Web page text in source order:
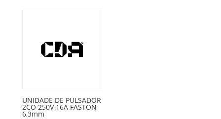
UNIDADE DE PULSADOR
2CO 250V 16A FASTON
6,3mm